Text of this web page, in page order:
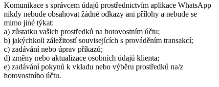
Komunikace s správcem údajů prostřednictvím aplikace WhatsApp
nikdy nebude obsahovat žádné odkazy ani přílohy a nebude se
mimo jiné týkat:
a) zůstatku vašich prostředků na hotovostním účtu;
b) jakýchkoli záležitostí souvisejících s prováděním transakcí;
c) zadávání nebo úprav příkazů;
d) změny nebo aktualizace osobních údajů klienta;
e) zadávání pokynů k vkladu nebo výběru prostředků na/z
hotovostního účtu.